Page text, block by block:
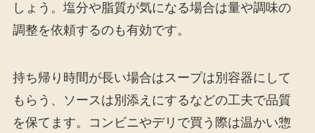
しょう。塩分や脂質が気になる場合は量や調味の
調整を依頼するのも有効です。
持ち帰り時間が長い場合はスープは別容器にして
もらう、ソースは別添えにするなどの工夫で品質
を保てます。コンビニやデリで買う際は温かい惣